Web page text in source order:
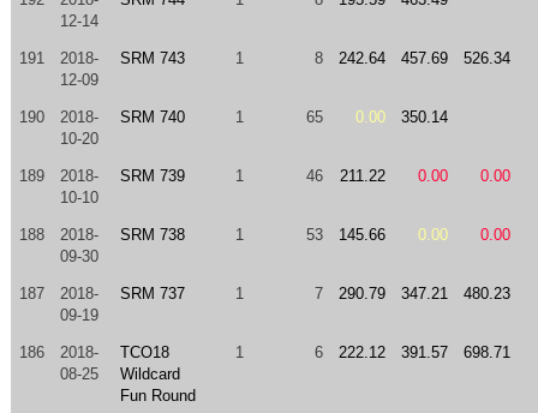
12-14
191
2018-
12-09
SRM 743 1 8 242.64 457.69 526.34
190
2018-
10-20
SRM 740 1 65 0.00 350.14
189
2018-
10-10
SRM 739 1 46 211.22 0.00 0.00
188
2018-
09-30
SRM 738 1 53 145.66 0.00 0.00
187
2018-
09-19
SRM 737 1 7 290.79 347.21 480.23
186
2018-
08-25
TCO18
Wildcard
Fun Round
1 6 222.12 391.57 698.71